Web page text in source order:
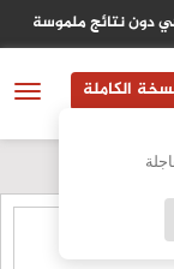
دون نتائج ملموسة
الكاملة